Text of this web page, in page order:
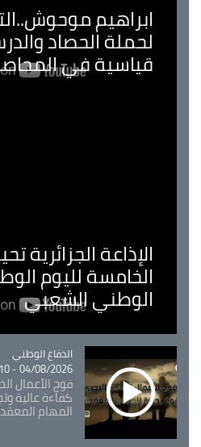
ابراهيم
لحملة الحصاد
قياسية في
الإذاعة الجزائرية
الخامسة لليوم
الوطني الشعبي
Catégorie
الدفاع الوطني
04/08/2026 - 12:10
فوج الأعمال
كفاءة عالية
المهام المعقدة